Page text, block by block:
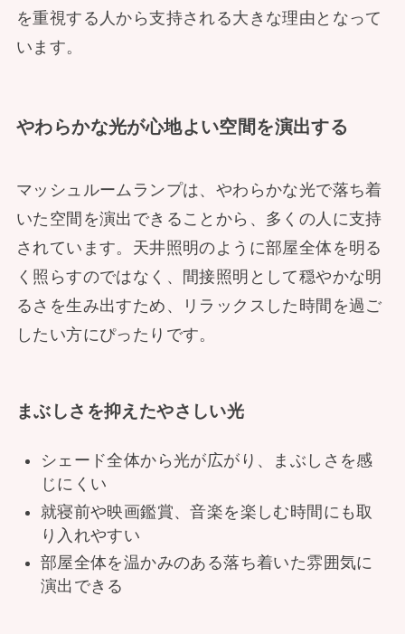
を重視する人から支持される大きな理由となって
います。
やわらかな光が心地よい空間を演出する
マッシュルームランプは、やわらかな光で落ち着
いた空間を演出できることから、多くの人に支持
されています。天井照明のように部屋全体を明る
く照らすのではなく、間接照明として穏やかな明
るさを生み出すため、リラックスした時間を過ご
したい方にぴったりです。
まぶしさを抑えたやさしい光
シェード全体から光が広がり、まぶしさを感
じにくい
就寝前や映画鑑賞、音楽を楽しむ時間にも取
り入れやすい
部屋全体を温かみのある落ち着いた雰囲気に
演出できる